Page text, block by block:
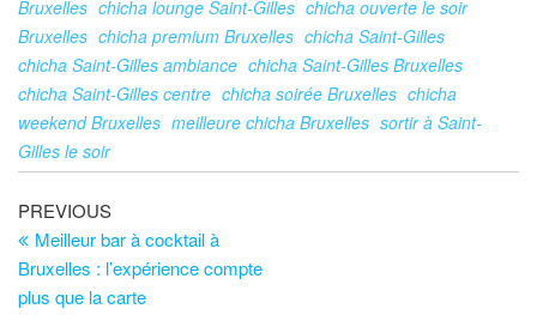
Bruxelles chicha lounge Saint-Gilles chicha ouverte le soir
Bruxelles chicha premium Bruxelles chicha Saint-Gilles
chicha Saint-Gilles ambiance chicha Saint-Gilles Bruxelles
chicha Saint-Gilles centre chicha soirée Bruxelles chicha
weekend Bruxelles meilleure chicha Bruxelles sortir à Saint-
Gilles le soir
Navigation
de
l’article
Previous
Post
PREVIOUS
Meilleur bar à cocktail à
Bruxelles : l’expérience compte
plus que la carte